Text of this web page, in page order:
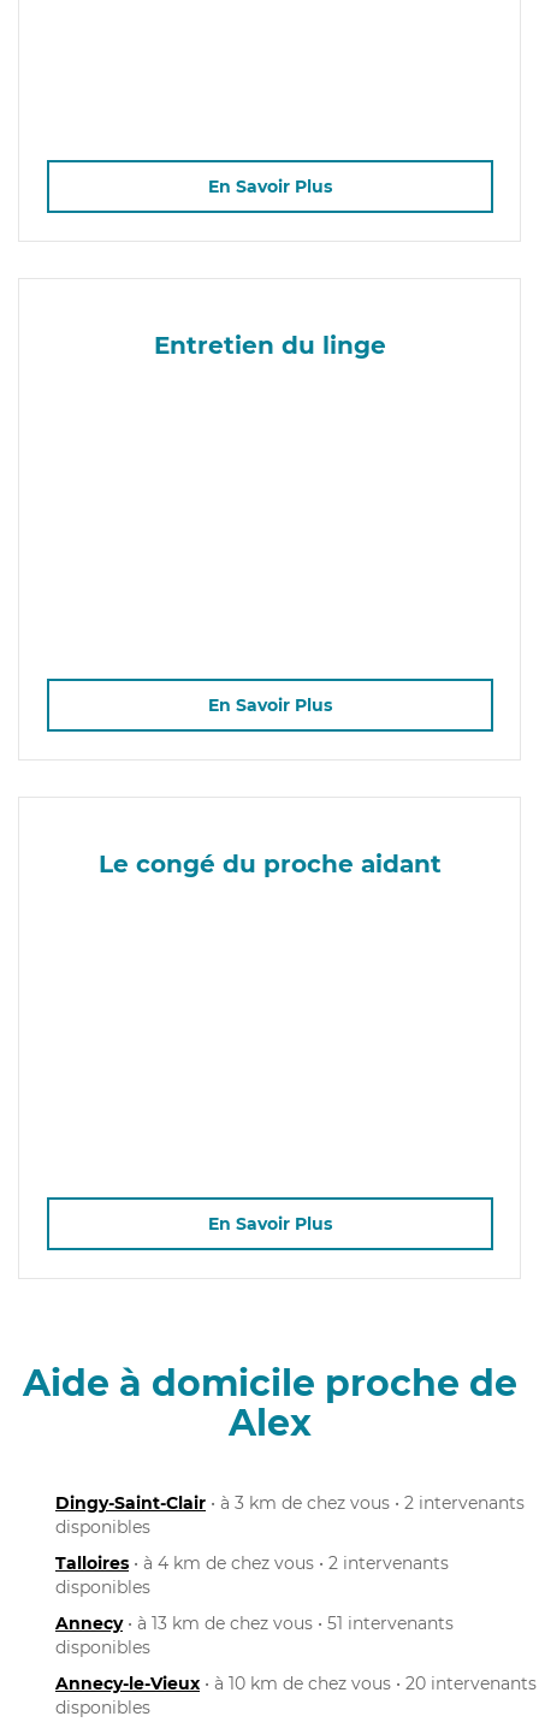
En Savoir Plus
Entretien du linge
En Savoir Plus
Le congé du proche aidant
En Savoir Plus
Aide à domicile proche de
Alex
Dingy-Saint-Clair • à 3 km de chez vous • 2 intervenants
disponibles
Talloires • à 4 km de chez vous • 2 intervenants
disponibles
Annecy• à 13 km de chez vous • 51 intervenants
disponibles
Annecy-le-Vieux • à 10 km de chez vous • 20 intervenants
disponibles